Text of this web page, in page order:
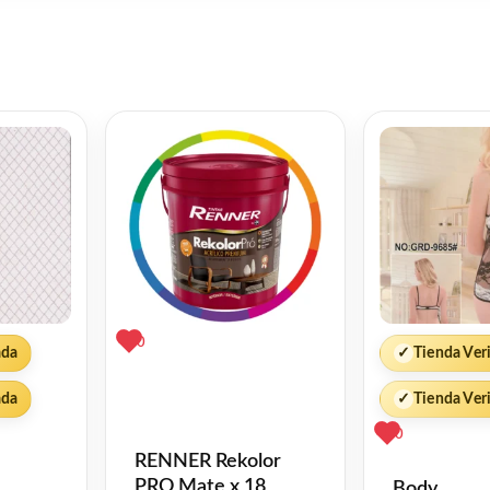
0
RENNER Rekolor
✓ Tienda
✓ Tienda
0